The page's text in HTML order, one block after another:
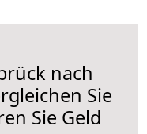
nach
Sie
Sie Geld